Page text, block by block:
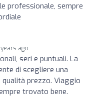
professionale, sempre
ago
seri e puntuali. La
di scegliere una
prezzo. Viaggio
trovato bene.